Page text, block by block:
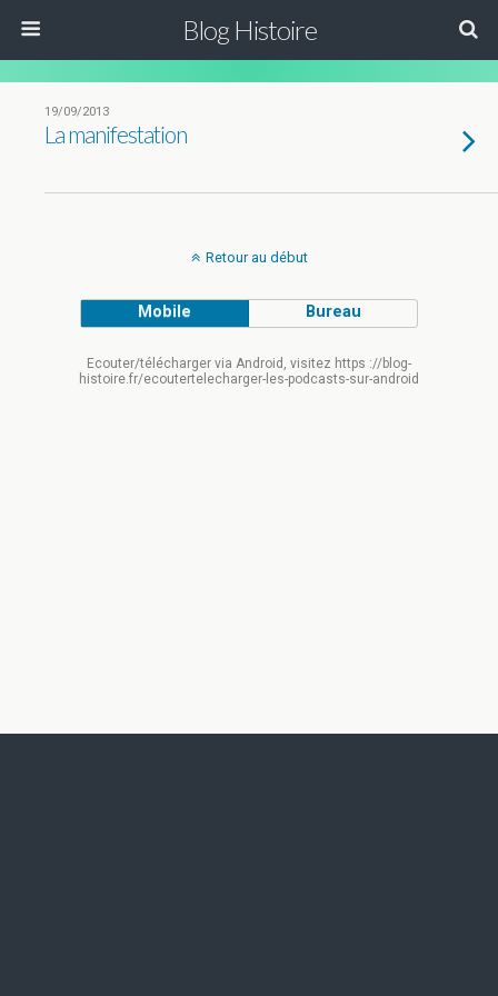
Blog Histoire
19/09/2013
La manifestation
Retour au début
Mobile Bureau
Ecouter/télécharger via Android, visitez https ://blog-
histoire.fr/ecoutertelecharger-les-podcasts-sur-android